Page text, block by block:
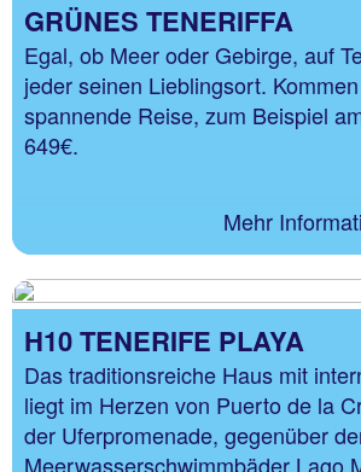
GRÜNES TENERIFFA
Egal, ob Meer oder Gebirge, auf
jeder seinen Lieblingsort.
spannende Reise, zum Beispiel
649€.
Mehr
H10 TENERIFE PLAYA
Das traditionsreiche Haus mit
liegt im Herzen von Puerto de la
der Uferpromenade, gegenüber
Meerwasserschwimmbäder Lago